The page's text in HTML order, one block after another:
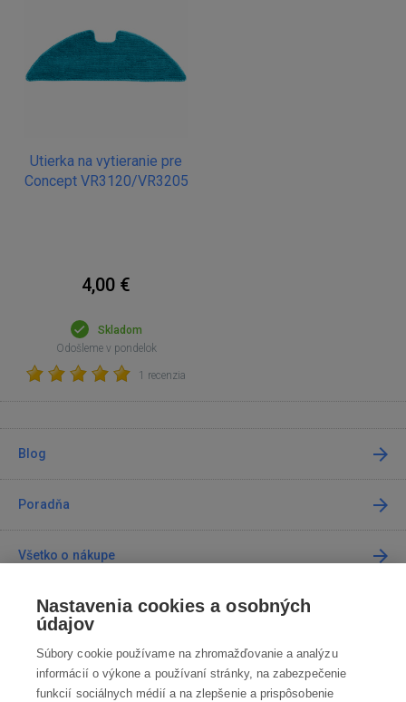
Utierka na vytieranie pre
Concept VR3120/VR3205
4,00 €
Skladom
Odošleme v pondelok
1 recenzia
Blog
Poradňa
Všetko o nákupe
Predajne
Kontakt
Nastavenia cookies a osobných
údajov
Súbory cookie používame na zhromažďovanie a analýzu
informácií o výkone a používaní stránky, na zabezpečenie
funkcií sociálnych médií a na zlepšenie a prispôsobenie